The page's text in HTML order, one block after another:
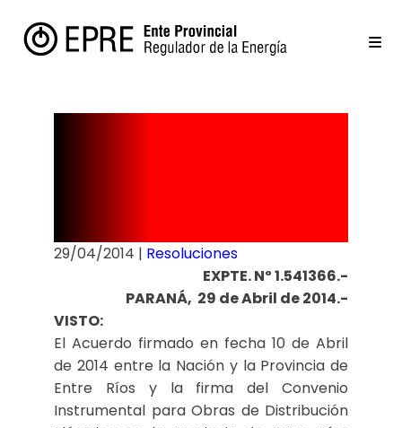
29/04/2014 | Resoluciones
EXPTE. Nº 1.541366.-
PARANÁ, 29 de Abril de 2014.-
VISTO:
El Acuerdo firmado en fecha 10 de Abril
de 2014 entre la Nación y la Provincia de
Entre Ríos y la firma del Convenio
Instrumental para Obras de Distribución